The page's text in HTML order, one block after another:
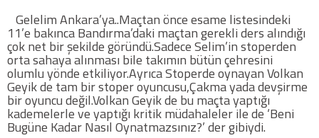
Twitter
Google Plus
Instagram
Hakkımızda
Gelelim Ankara’ya..Maçtan önce esame listesindeki
11’e bakınca Bandırma’daki maçtan gerekli ders alındığı
çok net bir şekilde göründü.Sadece Selim’in stoperden
orta sahaya alınması bile takımın bütün çehresini
olumlu yönde etkiliyor.Ayrıca Stoperde oynayan Volkan
Geyik de tam bir stoper oyuncusu,Çakma yada devşirme
bir oyuncu değil.Volkan Geyik de bu maçta yaptığı
kademelerle ve yaptığı kritik müdahaleler ile de ‘Beni
Bugüne Kadar Nasıl Oynatmazsınız?’ der gibiydi.